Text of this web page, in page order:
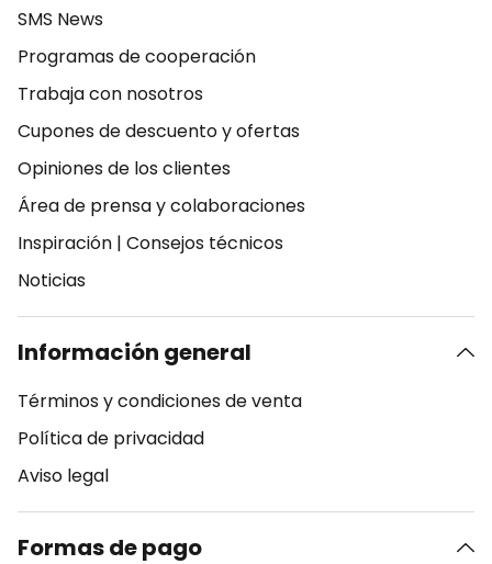
SMS News
Programas de cooperación
Trabaja con nosotros
Cupones de descuento y ofertas
Opiniones de los clientes
Área de prensa y colaboraciones
Inspiración | Consejos técnicos
Noticias
Información general
Términos y condiciones de venta
Política de privacidad
Aviso legal
Formas de pago